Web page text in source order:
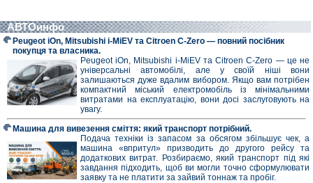
АВТОинфо
Peugeot iOn, Mitsubishi i-MiEV та Citroen C-Zero — повний посібник
покупця та власника.
Peugeot iOn, Mitsubishi i-MiEV та Citroen C-Zero — це не
універсальні автомобілі, але у своїй ніші вони
залишаються дуже вдалим вибором. Якщо вам потрібен
компактний міський електромобіль із мінімальними
витратами на експлуатацію, вони досі заслуговують на
увагу.
Машина для вивезення сміття: який транспорт потрібний.
Подача техніки із запасом за обсягом збільшує чек, а
машина «впритул» призводить до другого рейсу та
додаткових витрат. Розбираємо, який транспорт під які
завдання підходить, щоб ви могли точно сформулювати
заявку та не платити за зайвий тоннаж та пробіг.